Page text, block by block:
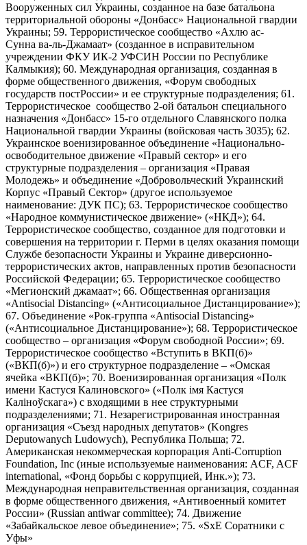
Вооруженных сил Украины, созданное на базе батальона
территориальной обороны «Донбасс» Национальной гвардии
Украины; 59. Террористическое сообщество «Ахлю ас-
Сунна ва-ль-Джамаат» (созданное в исправительном
учреждении ФКУ ИК-2 УФСИН России по Республике
Калмыкия); 60. Международная организация, созданная в
форме общественного движения, «Форум свободных
государств постРоссии» и ее структурные подразделения; 61.
Террористическое сообщество 2-ой батальон специального
назначения «Донбасс» 15-го отдельного Славянского полка
Национальной гвардии Украины (войсковая часть 3035); 62.
Украинское военизированное объединение «Национально-
освободительное движение «Правый сектор» и его
структурные подразделения – организация «Правая
Молодежь» и объединение «Добровольческий Украинский
Корпус «Правый Сектор» (другое используемое
наименование: ДУК ПС); 63. Террористическое сообщество
«Народное коммунистическое движение» («НКД»); 64.
Террористическое сообщество, созданное для подготовки и
совершения на территории г. Перми в целях оказания помощи
Службе безопасности Украины и Украине диверсионно-
террористических актов, направленных против безопасности
Российской Федерации; 65. Террористическое сообщество
«Мегионский джамаат»; 66. Общественная организация
«Antisocial Distancing» («Антисоциальное Дистанцирование»);
67. Объединение «Рок-группа «Antisocial Distancing»
(«Антисоциальное Дистанцирование»); 68. Террористическое
сообщество – организация «Форум свободной России»; 69.
Террористическое сообщество «Вступить в ВКП(б)»
(«ВКП(б)») и его структурное подразделение – «Омская
ячейка «ВКП(б)»; 70. Военизированная организация «Полк
имени Кастуся Калиновского» («Полк iмя Кастуся
Калiноўскага») с входящими в нее структурными
подразделениями; 71. Незарегистрированная иностранная
организация «Съезд народных депутатов» (Kongres
Deputowanych Ludowych), Республика Польша; 72.
Американская некоммерческая корпорация Anti-Corruption
Foundation, Inc (иные используемые наименования: ACF, ACF
international, «Фонд борьбы с коррупцией, Инк.»); 73.
Международная неправительственная организация, созданная
в форме общественного движения, «Антивоенный комитет
России» (Russian antiwar committee); 74. Движение
«Забайкальское левое объединение»; 75. «SxE Соратники с
Уфы»